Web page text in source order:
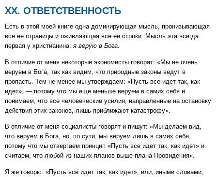
ПОБУДИТЕЛЬ
XX. ОТВЕТСТВЕННОСТЬ
Есть в этой моей книге одна доминирующая мысль, пронизывающая
все ее страницы и оживляющая все ее строки. Мысль эта всегда
первая у христианина: я верую в Бога.
В отличие от меня некоторые экономисты говорят: «Мы не очень
веруем в Бога, так как видим, что природные законы ведут в
пропасть. Тем не менее мы утверждаем: «Пусть все идет так, как
идет», — потому что мы еще меньше веруем в самих себя и
понимаем, что все человеческие усилия, направленные на остановку
действия этих законов, лишь приближают катастрофу».
В отличие от меня социалисты говорят и пишут: «Мы делаем вид,
что веруем в Бога, но, по сути, мы веруем лишь в самих себя,
потому что мы отвергаем принцип «Пусть все идет так, как идет» и
считаем, что любой из наших планов выше плана Провидения».
Я же говорю: «Пусть все идет так, как идет», или, иными словами,